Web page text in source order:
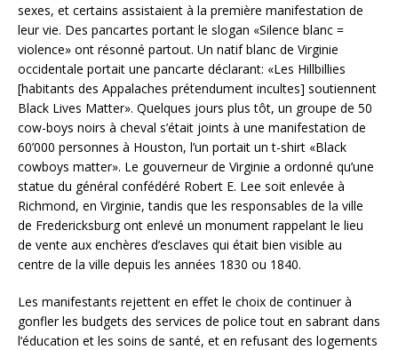
sexes, et certains assistaient à la première manifestation de
leur vie. Des pancartes portant le slogan «Silence blanc =
violence» ont résonné partout. Un natif blanc de Virginie
occidentale portait une pancarte déclarant: «Les Hillbillies
[habitants des Appalaches prétendument incultes] soutiennent
Black Lives Matter». Quelques jours plus tôt, un groupe de 50
cow-boys noirs à cheval s’était joints à une manifestation de
60’000 personnes à Houston, l’un portait un t-shirt «Black
cowboys matter». Le gouverneur de Virginie a ordonné qu’une
statue du général confédéré Robert E. Lee soit enlevée à
Richmond, en Virginie, tandis que les responsables de la ville
de Fredericksburg ont enlevé un monument rappelant le lieu
de vente aux enchères d’esclaves qui était bien visible au
centre de la ville depuis les années 1830 ou 1840.
Les manifestants rejettent en effet le choix de continuer à
gonfler les budgets des services de police tout en sabrant dans
l’éducation et les soins de santé, et en refusant des logements